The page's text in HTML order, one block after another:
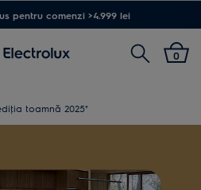
pentru comenzi >4.999 lei
Cautare0
toamnă 2025"